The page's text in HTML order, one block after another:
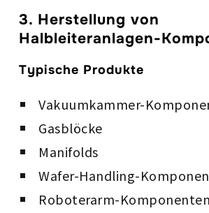
3. Herstellung von
Halbleiteranlagen-
Typische Produkte
Vakuumkammer-
Gasblöcke
Manifolds
Wafer-Handling-
Roboterarm-Komponenten